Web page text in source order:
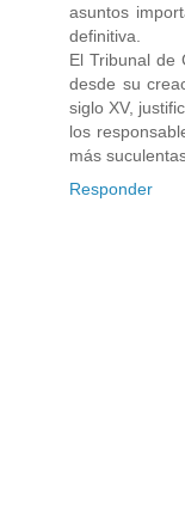
asuntos
definitiva.
El Tribunal de
desde su
siglo XV,
los
más
Responder